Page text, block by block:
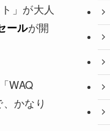
」が大人
ールが開
WAQ
かなり